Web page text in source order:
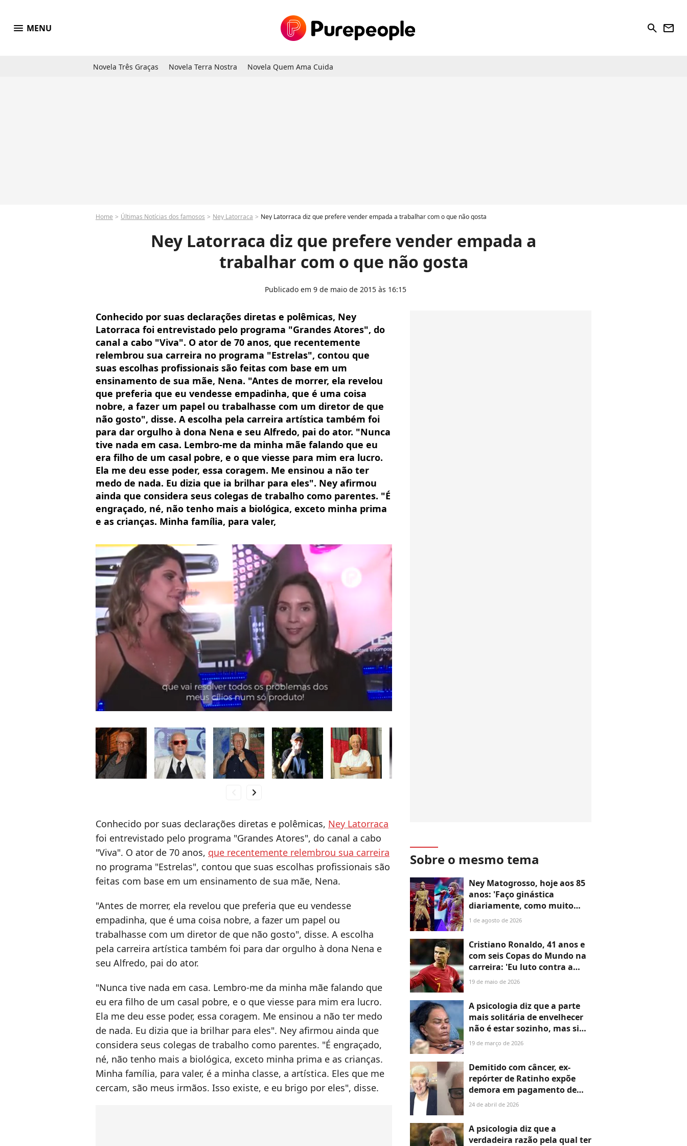
menu MENU search newsletter
Novela Três Graças Novela Terra Nostra Novela Quem Ama Cuida
Home Últimas Notícias dos famosos Ney Latorraca Ney Latorraca diz que prefere vender empada a trabalhar com o que não gosta
Ney Latorraca diz que prefere vender empada a
trabalhar com o que não gosta
Publicado em 9 de maio de 2015 às 16:15
Conhecido por suas declarações diretas e polêmicas, Ney
Latorraca foi entrevistado pelo programa "Grandes Atores", do
canal a cabo "Viva". O ator de 70 anos, que recentemente
relembrou sua carreira no programa "Estrelas", contou que
suas escolhas profissionais são feitas com base em um
ensinamento de sua mãe, Nena. "Antes de morrer, ela revelou
que preferia que eu vendesse empadinha, que é uma coisa
nobre, a fazer um papel ou trabalhasse com um diretor de que
não gosto", disse. A escolha pela carreira artística também foi
para dar orgulho à dona Nena e seu Alfredo, pai do ator. "Nunca
tive nada em casa. Lembro-me da minha mãe falando que eu
era filho de um casal pobre, e o que viesse para mim era lucro.
Ela me deu esse poder, essa coragem. Me ensinou a não ter
medo de nada. Eu dizia que ia brilhar para eles". Ney afirmou
ainda que considera seus colegas de trabalho como parentes. "É
engraçado, né, não tenho mais a biológica, exceto minha prima
e as crianças. Minha família, para valer,
chevron_right
Conhecido por suas declarações diretas e polêmicas, Ney Latorraca
foi entrevistado pelo programa "Grandes Atores", do canal a cabo
"Viva". O ator de 70 anos, que recentemente relembrou sua carreira
no programa "Estrelas", contou que suas escolhas profissionais são
feitas com base em um ensinamento de sua mãe, Nena.
"Antes de morrer, ela revelou que preferia que eu vendesse
empadinha, que é uma coisa nobre, a fazer um papel ou
trabalhasse com um diretor de que não gosto", disse. A escolha
pela carreira artística também foi para dar orgulho à dona Nena e
seu Alfredo, pai do ator.
"Nunca tive nada em casa. Lembro-me da minha mãe falando que
eu era filho de um casal pobre, e o que viesse para mim era lucro.
Ela me deu esse poder, essa coragem. Me ensinou a não ter medo
de nada. Eu dizia que ia brilhar para eles". Ney afirmou ainda que
considera seus colegas de trabalho como parentes. "É engraçado,
né, não tenho mais a biológica, exceto minha prima e as crianças.
Minha família, para valer, é a minha classe, a artística. Eles que me
cercam, são meus irmãos. Isso existe, e eu brigo por eles", disse.
Sobre o mesmo tema
Ney Matogrosso, hoje aos 85
anos: 'Faço ginástica
diariamente, como muito
pouco, não gosto de açúcar,
enlatado'
1 de agosto de 2026
Cristiano Ronaldo, 41 anos e
com seis Copas do Mundo na
carreira: 'Eu luto contra a
minha mente às vezes.
nada. E trabalho sem talento
não é nada'
19 de maio de 2026
A psicologia diz que a parte
mais solitária de envelhecer
não é estar sozinho, mas sim
perceber que algumas
quando você para de tomar a
iniciativa e ter disposição em
fazer todo o trabalho
19 de março de 2026
Demitido com câncer, ex-
repórter de Ratinho expõe
demora em pagamento de
processo e diz por que não
'Ajudei o cara a ficar
bilionário'
24 de abril de 2026
A psicologia diz que a
verdadeira razão pela qual ter